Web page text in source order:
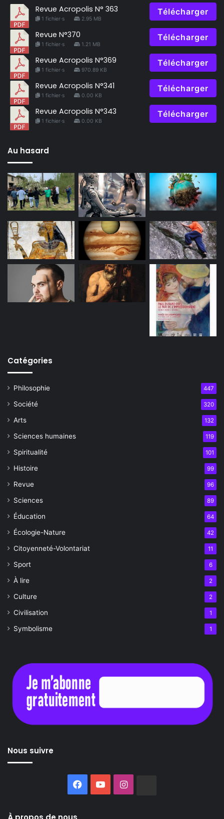
Revue Acropolis N° 363
1 fichier·s 2.95 MB
Télécharger
Revue N°370
1 fichier·s 1.21 MB
Télécharger
Revue Acropolis N°369
1 fichier·s 970.89 KB
Télécharger
Revue Acropolis N°341
1 fichier·s 0.00 KB
Télécharger
Revue Acropolis N°343
1 fichier·s 0.00 KB
Télécharger
Au hasard
Catégories
Philosophie 447
Société 320
Arts 132
Sciences humaines 119
Spiritualité 101
Histoire 99
Revue 96
Sciences 89
Éducation 64
Écologie-Nature 42
Citoyenneté-Volontariat 11
Sport 6
À lire 2
Culture 2
Civilisation 1
Symbolisme 1
Nous suivre
Facebook
YouTubeInstagram